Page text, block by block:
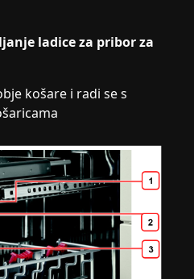
ladice za pribor za
košare i radi se s